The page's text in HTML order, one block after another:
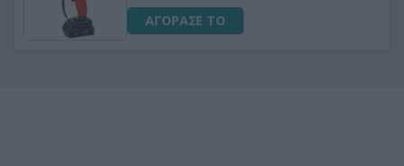
ΑΓΟΡΑΣΕ ΤΟ